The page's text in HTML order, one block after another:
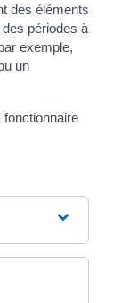
des éléments
périodes à
exemple,
un